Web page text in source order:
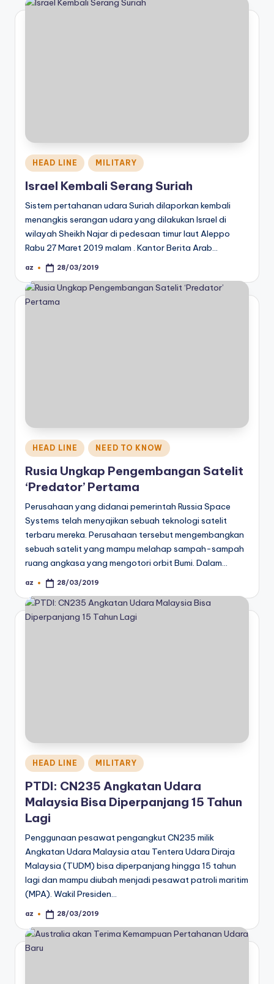
Posted
in
HEAD LINE MILITARY
Israel Kembali Serang Suriah
Sistem pertahanan udara Suriah dilaporkan kembali
menangkis serangan udara yang dilakukan Israel di
wilayah Sheikh Najar di pedesaan timur laut Aleppo
Rabu 27 Maret 2019 malam . Kantor Berita Arab…
Posted
az 28/03/2019
Posted
in
HEAD LINE NEED TO KNOW
Rusia Ungkap Pengembangan Satelit
‘Predator’ Pertama
Perusahaan yang didanai pemerintah Russia Space
Systems telah menyajikan sebuah teknologi satelit
terbaru mereka. Perusahaan tersebut mengembangkan
sebuah satelit yang mampu melahap sampah-sampah
ruang angkasa yang mengotori orbit Bumi. Dalam…
Posted
az 28/03/2019
Posted
in
HEAD LINE MILITARY
PTDI: CN235 Angkatan Udara
Malaysia Bisa Diperpanjang 15 Tahun
Lagi
Penggunaan pesawat pengangkut CN235 milik
Angkatan Udara Malaysia atau Tentera Udara Diraja
Malaysia (TUDM) bisa diperpanjang hingga 15 tahun
lagi dan mampu diubah menjadi pesawat patroli maritim
(MPA). Wakil Presiden…
Posted
az 28/03/2019